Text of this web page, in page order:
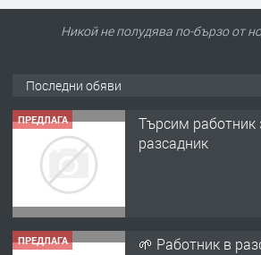
Никой не полудява по-бързо от
Последни обяви
ПРЕДЛАГА
Търсим работник
разсадник
ПРЕДЛАГА 🌱 Работник в